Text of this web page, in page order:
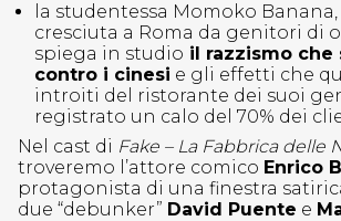
la studentessa Momoko
cresciuta a Roma da genitori di
spiega in studio il razzismo
contro i cinesi e gli effetti che
introiti del ristorante dei suoi
registrato un calo del 70% dei
Nel cast di Fake – La Fabbrica delle
troveremo l’attore comico Enrico
protagonista di una finestra
due “debunker” David Puente e